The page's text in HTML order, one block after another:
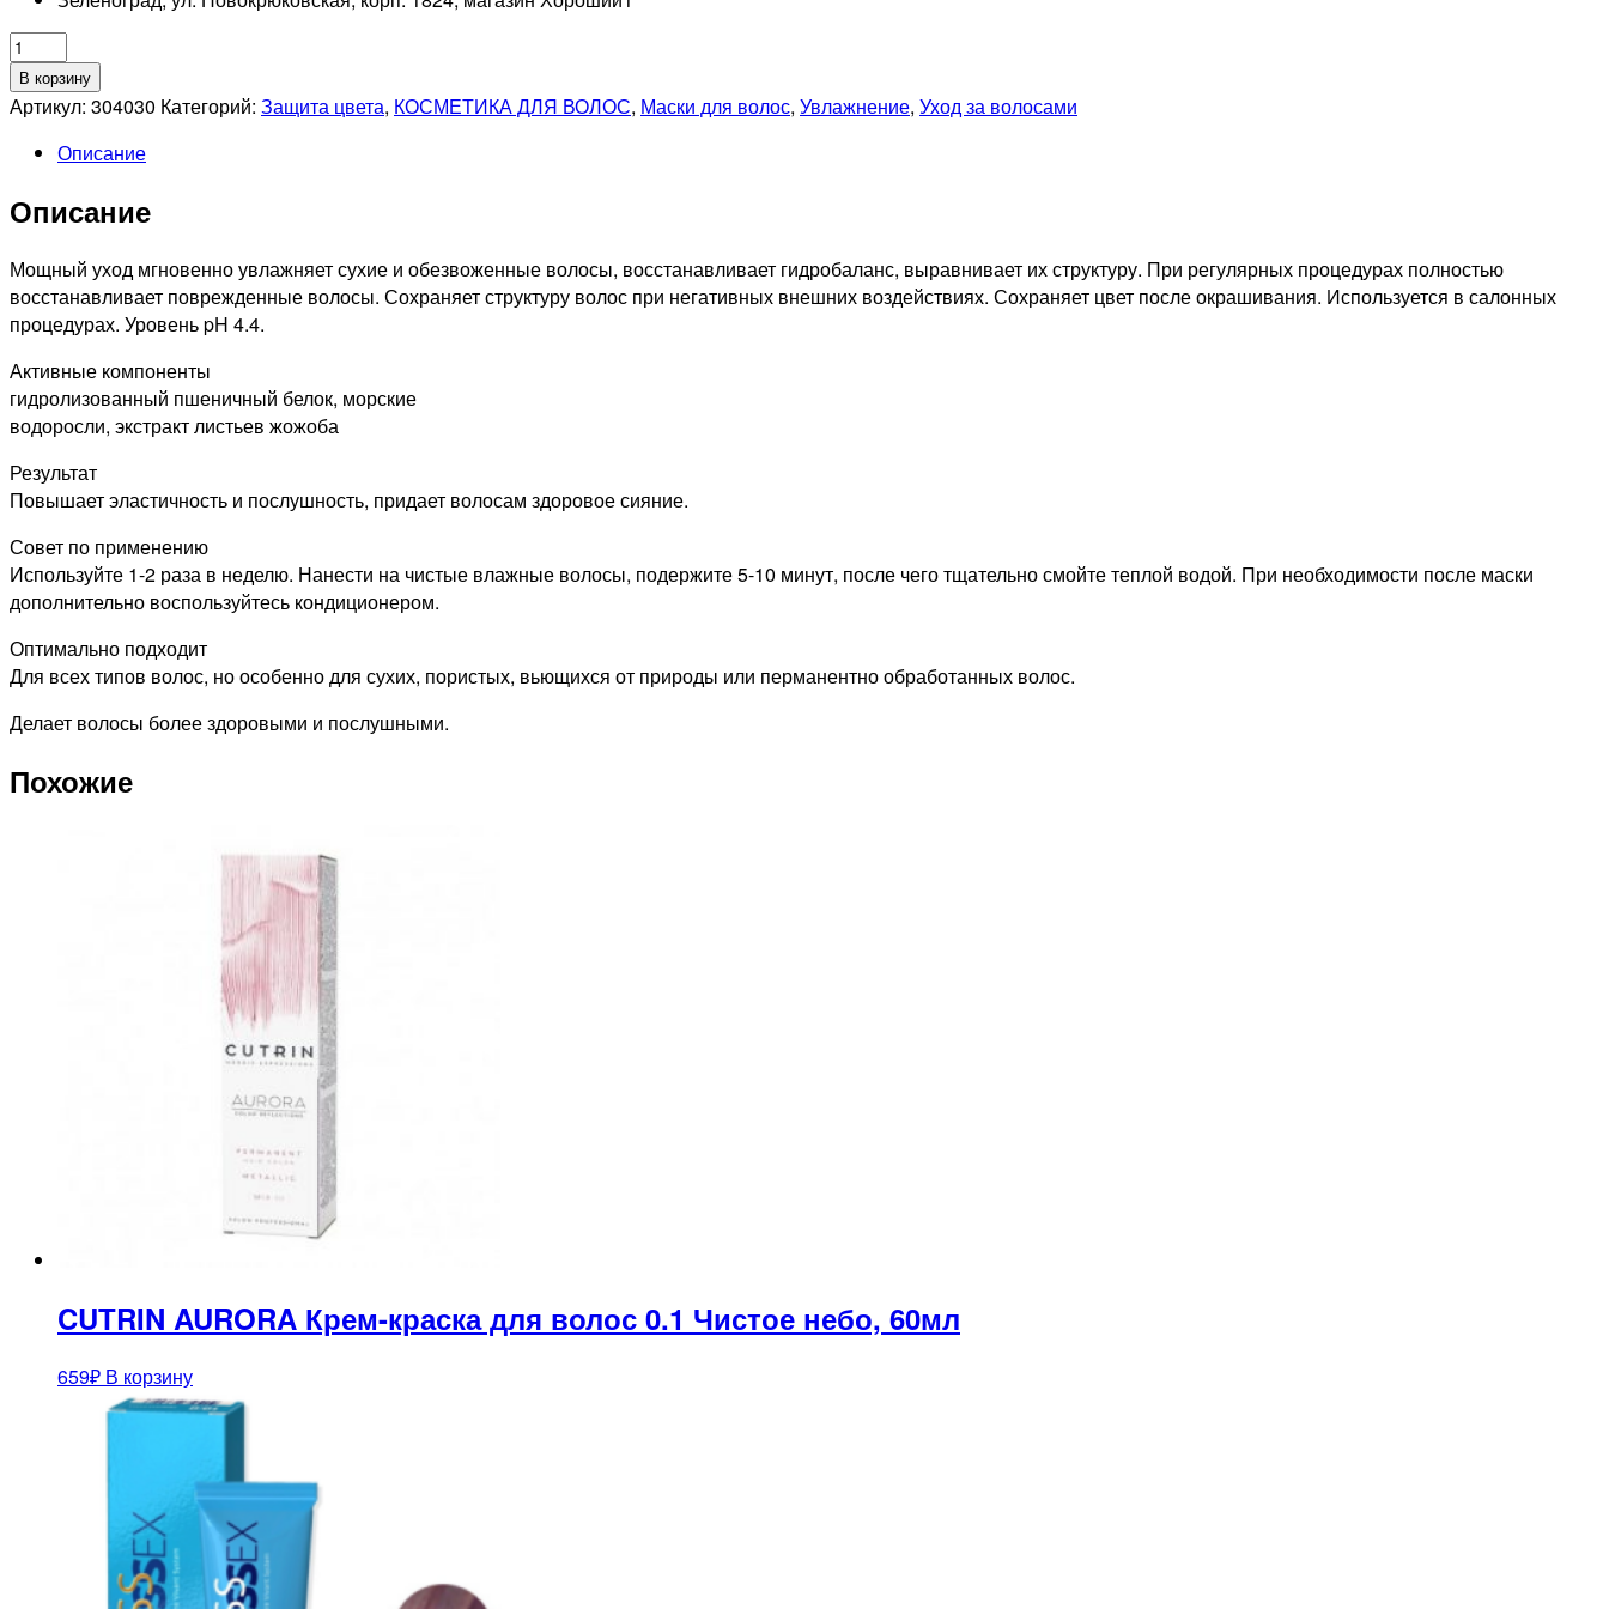
Количество
товара
LAROS
Увлажняющая
11PM
Mask,
300
мл
В корзину
Артикул: 304030 Категорий: Защита цвета, КОСМЕТИКА ДЛЯ ВОЛОС, Маски для волос, Увлажнение, Уход за волосами
Описание
Описание
Мощный уход мгновенно увлажняет сухие и обезвоженные волосы, восстанавливает гидробаланс, выравнивает их структуру. При регулярных процедурах полностью
восстанавливает поврежденные волосы. Сохраняет структуру волос при негативных внешних воздействиях. Сохраняет цвет после окрашивания. Используется в салонных
процедурах. Уровень pH 4.4.
Активные компоненты
гидролизованный пшеничный белок, морские
водоросли, экстракт листьев жожоба
Результат
Повышает эластичность и послушность, придает волосам здоровое сияние.
Совет по применению
Используйте 1-2 раза в неделю. Нанести на чистые влажные волосы, подержите 5-10 минут, после чего тщательно смойте теплой водой. При необходимости после маски
дополнительно воспользуйтесь кондиционером.
Оптимально подходит
Для всех типов волос, но особенно для сухих, пористых, вьющихся от природы или перманентно обработанных волос.
Делает волосы более здоровыми и послушными.
Похожие
CUTRIN AURORA Крем-краска для волос 0.1 Чистое небо, 60мл
659₽ В корзину